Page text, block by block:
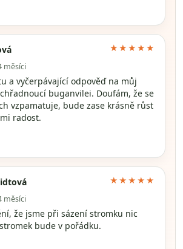
měsíci
★★★★★
a vyčerpávající odpověď na můj
buganvilei. Doufám, že se
vzpamatuje, bude zase krásně růst
radost.
měsíci
★★★★★
že jsme při sázení stromku nic
bude v pořádku.